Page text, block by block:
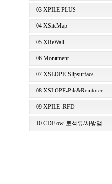
03 XPILE PLUS
04 XSiteMap
05 XReWall
06 Monument
07 XSLOPE-Slipsurface
08 XSLOPE-Pile&Reinforce
09 XPILE :RFD
10 CDFlow-토석류/사방댐